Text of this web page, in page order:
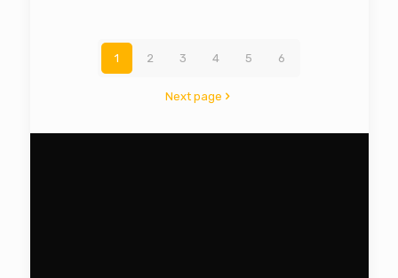
1 2 3 4 5 6
Next page